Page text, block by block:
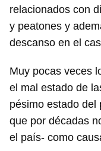
Guardar como
Para poder
iniciar sesión con
relacionados con
y peatones y
descanso en el
Muy pocas veces
el mal estado de
pésimo estado del
que por décadas
el país- como